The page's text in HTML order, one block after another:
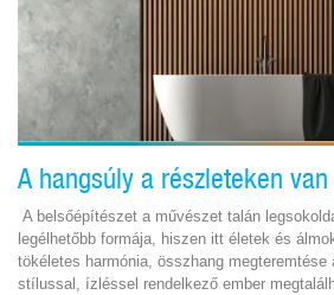
A hangsúly a részleteken van
A belsőépítészet a művészet talán
legélhetőbb formája, hiszen itt életek és
tökéletes harmónia, összhang megteremtése
stílussal, ízléssel rendelkező ember